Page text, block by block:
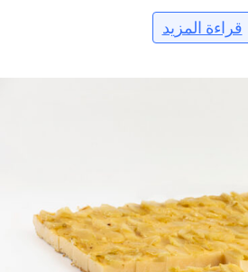
قراءة المزيد